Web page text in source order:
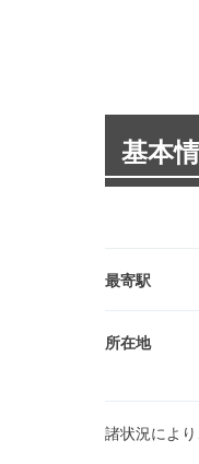
基本
最寄駅
所在地
諸状況によ